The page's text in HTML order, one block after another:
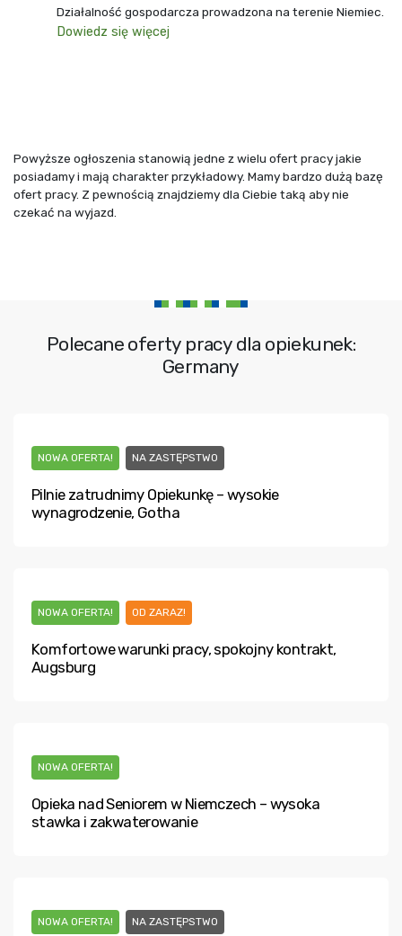
Działalność gospodarcza prowadzona na terenie Niemiec.
Dowiedz się więcej
Powyższe ogłoszenia stanowią jedne z wielu ofert pracy jakie
posiadamy i mają charakter przykładowy. Mamy bardzo dużą bazę
ofert pracy. Z pewnością znajdziemy dla Ciebie taką aby nie
czekać na wyjazd.
Polecane oferty pracy dla opiekunek:
Germany
NOWA OFERTA! NA ZASTĘPSTWO
Pilnie zatrudnimy Opiekunkę – wysokie
wynagrodzenie, Gotha
NOWA OFERTA! OD ZARAZ!
Komfortowe warunki pracy, spokojny kontrakt,
Augsburg
NOWA OFERTA!
Opieka nad Seniorem w Niemczech – wysoka
stawka i zakwaterowanie
NOWA OFERTA! NA ZASTĘPSTWO